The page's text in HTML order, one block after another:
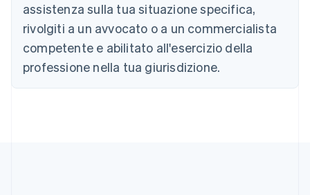
assistenza sulla tua situazione specifica,
rivolgiti a un avvocato o a un commercialista
competente e abilitato all'esercizio della
professione nella tua giurisdizione.
Canada
EnglishFrançais
Cina continentale
简体中文English
Cipro